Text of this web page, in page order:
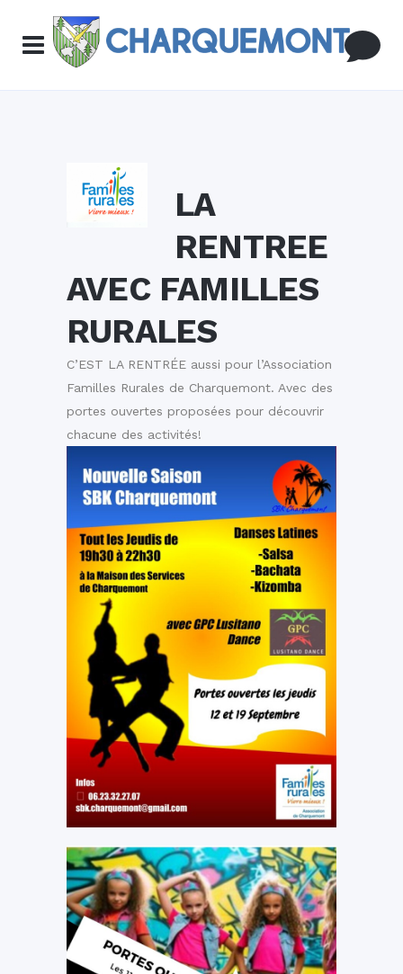
LA
RENTREE
AVEC FAMILLES
RURALES
C’EST LA RENTRÉE aussi pour l’Association
Familles Rurales de Charquemont. Avec des
portes ouvertes proposées pour découvrir
chacune des activités!